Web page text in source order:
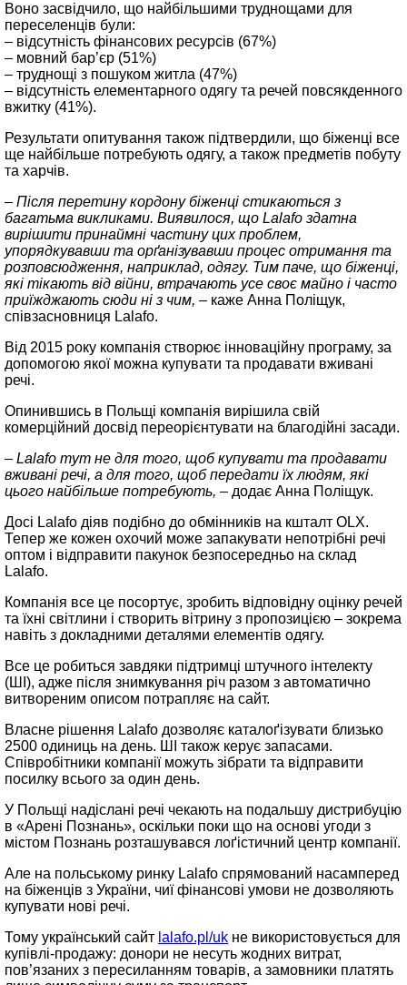
Воно засвідчило, що найбільшими труднощами для
переселенців були:
– відсутність фінансових ресурсів (67%)
– мовний бар’єр (51%)
– труднощі з пошуком житла (47%)
– відсутність елементарного одягу та речей повсякденного
вжитку (41%).
Результати опитування також підтвердили, що біженці все
ще найбільше потребують одягу, а також предметів побуту
та харчів.
– Після перетину кордону біженці стикаються з
багатьма викликами. Виявилося, що Lalafo здатна
вирішити принаймні частину цих проблем,
упорядкувавши та орґанізувавши процес отримання та
розповсюдження, наприклад, одягу. Тим паче, що біженці,
які тікають від війни, втрачають усе своє майно і часто
приїжджають сюди ні з чим, – каже Анна Поліщук,
співзасновниця Lalafo.
Від 2015 року компанія створює інноваційну програму, за
допомогою якої можна купувати та продавати вживані
речі.
Опинившись в Польщі компанія вирішила свій
комерційний досвід переорієнтувати на благодійні засади.
– Lalafo тут не для того, щоб купувати та продавати
вживані речі, а для того, щоб передати їх людям, які
цього найбільше потребують, – додає Анна Поліщук.
Досі Lalafo діяв подібно до обмінників на кшталт OLX.
Тепер же кожен охочий може запакувати непотрібні речі
оптом і відправити пакунок безпосередньо на склад
Lalafo.
Компанія все це посортує, зробить відповідну оцінку речей
та їхні світлини і створить вітрину з пропозицією – зокрема
навіть з докладними деталями елементів одягу.
Все це робиться завдяки підтримці штучного інтелекту
(ШІ), адже після знимкування річ разом з автоматично
витвореним описом потрапляє на сайт.
Власне рішення Lalafo дозволяє каталоґізувати близько
2500 одиниць на день. ШІ також керує запасами.
Співробітники компанії можуть зібрати та відправити
посилку всього за один день.
У Польщі надіслані речі чекають на подальшу дистрибуцію
в «Арені Познань», оскільки поки що на основі угоди з
містом Познань розташувався лоґістичний центр компанії.
Але на польському ринку Lalafo спрямований насамперед
на біженців з України, чиї фінансові умови не дозволяють
купувати нові речі.
Тому український сайт lalafo.pl/uk не використовується для
купівлі-продажу: донори не несуть жодних витрат,
пов’язаних з пересиланням товарів, а замовники платять